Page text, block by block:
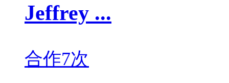
Jeffrey ...
合作7次